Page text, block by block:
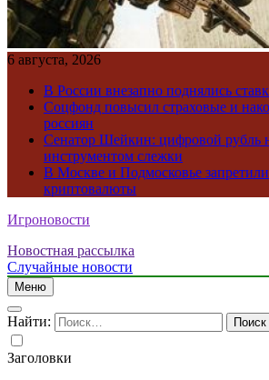
6 августа, 2026
В России внезапно поднялись
Соцфонд повысил страховые и
россиян
Сенатор Шейкин: цифровой рубль
инструментом слежки
В Москве и Подмосковье
криптовалюты
Игроновости
Новостная рассылка
Случайные новости
Меню
Найти:
Заголовки